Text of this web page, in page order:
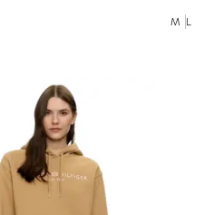
M L